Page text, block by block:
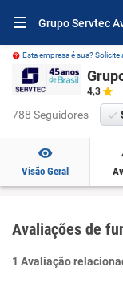
Grupo Servtec
Esta empresa é sua? Solicite
4,3
788 Seguidores
Visão Geral
Avaliações de
1 Avaliação